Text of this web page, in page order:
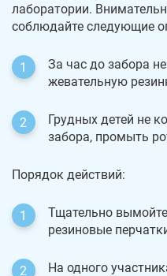
лаборатории.
соблюдайте следующие
За час до забора
жевательную
Грудных детей не
забора, промыть
Порядок действий:
Тщательно
резиновые
На одного